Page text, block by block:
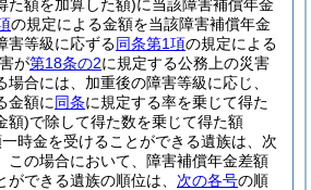
た額を加算した額)に当該障害補償年金
の規定による金額を当該障害補償年金
害等級に応ずる同条第1項の規定による
が第18条の2に規定する公務上の災害
場合には、加重後の障害等級に応じ、
金額に同条に規定する率を乗じて得た
額)で除して得た数を乗じて得た額
時金を受けることができる遺族は、次
この場合において、障害補償年金差額
できる遺族の順位は、 次の各号の順